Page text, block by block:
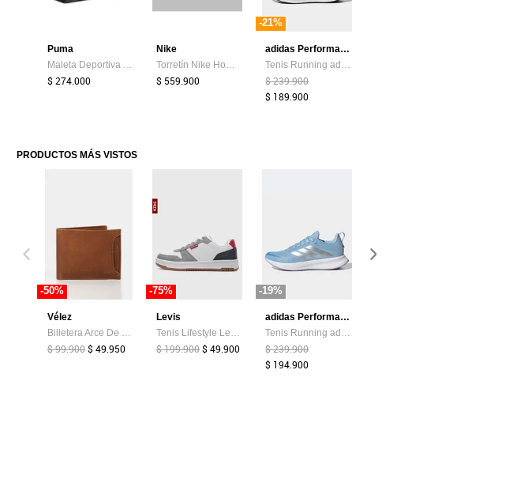
Puma
Maleta Deportiva Puma Original Challenger Negro Hombre
$ 274.000
Nike
Torretín Nike Hombre Vinicius Jr Vapor 16 Elite TF - Fútbol | Césped Sintético
$ 559.900
-21%
adidas Performance
Tenis Running adidas Performance Runblaze Rosa
$ 239.900
$ 189.900
PRODUCTOS MÁS VISTOS
-50%
Vélez
Billetera Arce De Cuero Para Hombre Tarjetero Extraible Billetera Arce De Cuero Para Hombre Tarjetero Extraible Miel VÉLEZ
$ 99.900 $ 49.950
-75%
Levis
Tenis Lifestyle Levi's Drive Lo Blanco
$ 199.900$ 49.900
-19%
adidas Performance
Tenis Running adidas Performance Runblaze Celeste
$ 239.900
$ 194.900